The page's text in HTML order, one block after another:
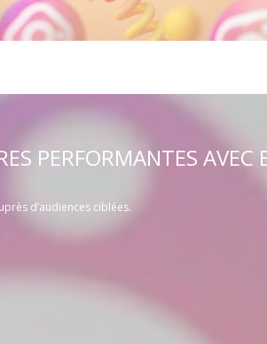
PERFORMANTES AVEC
d’audiences ciblées.